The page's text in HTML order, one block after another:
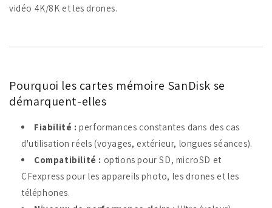
vidéo 4K/8K et les drones.
Pourquoi les cartes mémoire SanDisk se
démarquent-elles
Fiabilité : performances constantes dans des cas
d'utilisation réels (voyages, extérieur, longues séances).
Compatibilité : options pour SD, microSD et
CFexpress pour les appareils photo, les drones et les
téléphones.